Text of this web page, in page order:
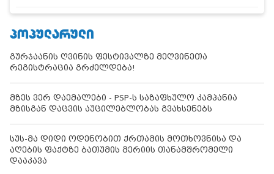
ᲞᲝᲞᲣᲚᲐᲠᲣᲚᲘ
გურჯაანის ღვინის ფესტივალზე მეღვინეთა
რეგისტრაცია გრძელდება!
მზეს ვერ დაემალები - PSP-ს საზაფხულო კამპანია
მზისგან დაცვის აუცილებლობას გვახსენებს
სუს-მა დიდი ოდენობით ქრთამის მოთხოვნისა და
აღების ფაქტზე ბათუმის მერიის თანამშრომელი
დააკავა